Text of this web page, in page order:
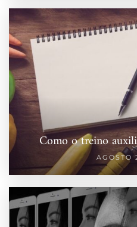
Como o treino
AGOSTO